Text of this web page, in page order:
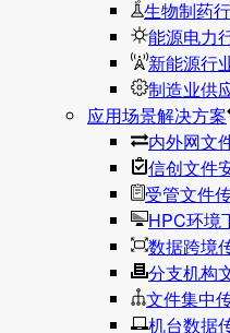
生物制药
能源电力
新能源行
制造业供
应用场景解决方案
内外网文
信创文件
受管文件
HPC环境
数据跨境
分支机构
文件集中
机台数据